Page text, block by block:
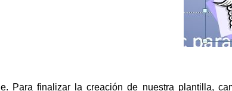
e. Para finalizar la creación de nuestra plantilla,